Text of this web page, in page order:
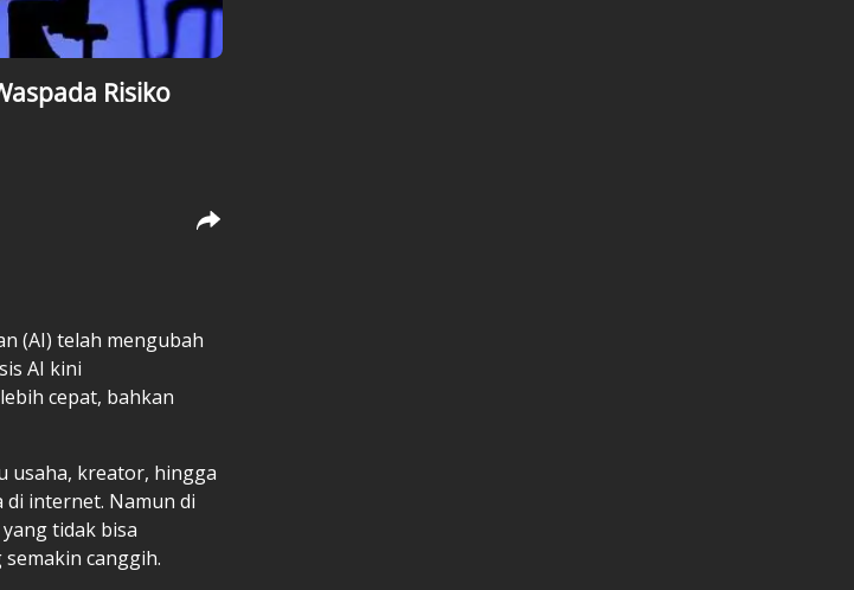
Risiko
(AI) telah mengubah
AI kini
cepat, bahkan
usaha, kreator, hingga
internet. Namun di
tidak bisa
canggih.